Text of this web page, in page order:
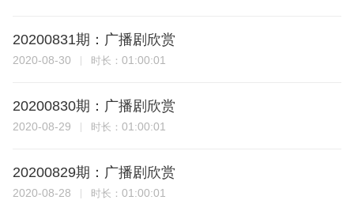
20200831期：广播剧欣赏
2020-08-30 时长： 01:00:01
20200830期：广播剧欣赏
2020-08-29 时长： 01:00:01
20200829期：广播剧欣赏
2020-08-28 时长： 01:00:01